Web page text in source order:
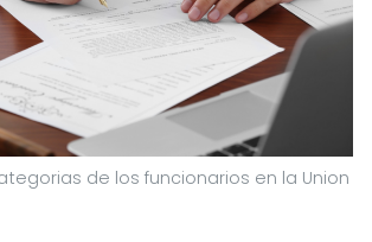
de los funcionarios en la Union